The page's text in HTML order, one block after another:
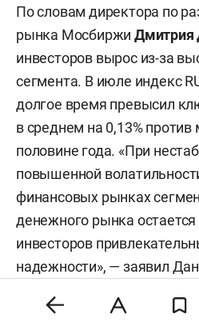
По словам директора по
рынка МосбиржиДмитрия
инвесторов вырос из-за
сегмента. В июле индекс
долгое время превысил
в среднем на 0,13% против
половине года. «При
повышенной
финансовых рынках
денежного рынка
инвесторов
надежности», — заявил